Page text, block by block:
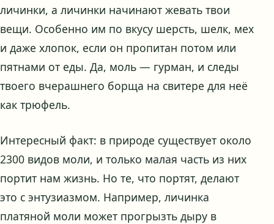
личинки, а личинки начинают жевать твои
вещи. Особенно им по вкусу шерсть, шелк, мех
и даже хлопок, если он пропитан потом или
пятнами от еды. Да, моль — гурман, и следы
твоего вчерашнего борща на свитере для неё
как трюфель.
Интересный факт: в природе существует около
2300 видов моли, и только малая часть из них
портит нам жизнь. Но те, что портят, делают
это с энтузиазмом. Например, личинка
платяной моли может прогрызть дыру в